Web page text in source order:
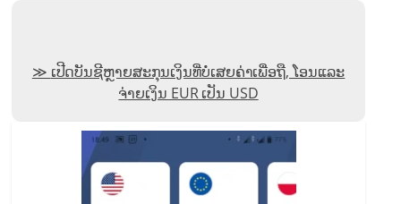
ເປີດບັນຊີຫຼາຍສະກຸນເງິນທີ່ບໍ່ເສຍຄ່າເພື່ອຖື, ໂອນແລະ
ຈ່າຍເງິນ EUR ເປັນ USD